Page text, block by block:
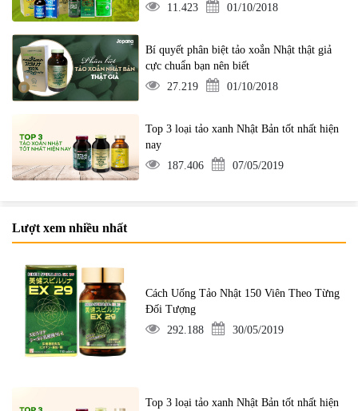
11.423
01/10/2018
Bí quyết phân biệt tảo xoắn Nhật thật giả
cực chuẩn bạn nên biết
27.219
01/10/2018
Top 3 loại tảo xanh Nhật Bản tốt nhất hiện
nay
187.406
07/05/2019
Lượt xem nhiều nhất
Cách Uống Tảo Nhật 150 Viên Theo Từng
Đối Tượng
292.188
30/05/2019
Top 3 loại tảo xanh Nhật Bản tốt nhất hiện